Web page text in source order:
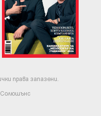
права запазени.